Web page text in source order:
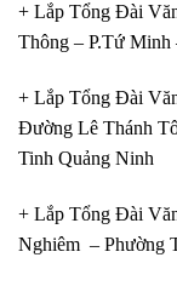
+ Lắp Tổng Đài
Thông – P.Tứ
+ Lắp Tổng Đài
Đường Lê Thánh
Tinh Quảng Ninh
+ Lắp Tổng Đài
Nghiêm – Phường